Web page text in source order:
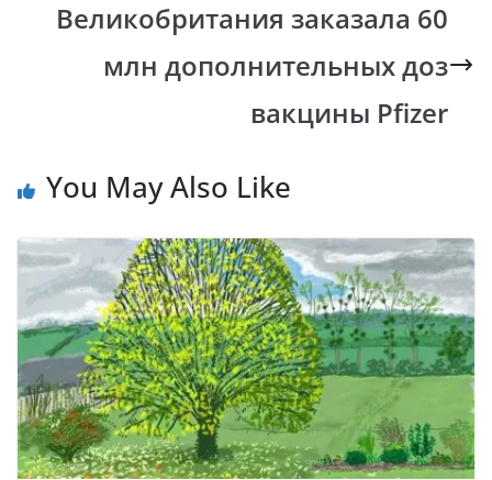
Великобритания заказала 60
млн дополнительных доз
вакцины Pfizer
You May Also Like